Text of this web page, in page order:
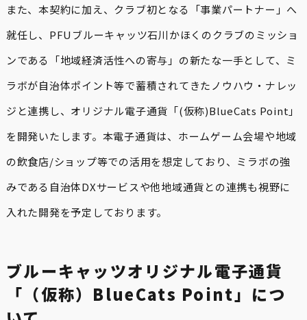
また、本契約に加え、クラブ初となる「事業パートナー」へ
就任し、PFUブルーキャッツ石川かほくのクラブのミッショ
ンである「地域経済活性への寄与」の新たな一手として、ミ
ラボが自治体ポイント等で蓄積されてきたノウハウ・ナレッ
ジと連携し、オリジナル電子通貨「(仮称)BlueCats Point」
を開発いたします。本電子通貨は、ホームゲーム会場や地域
の飲食店/ショップ等での活用を想定しており、ミラボの強
みである自治体DXサービスや他地域通貨との連携も視野に
入れた開発を予定しております。
ブルーキャッツオリジナル電子通貨
「（仮称）BlueCats Point」につ